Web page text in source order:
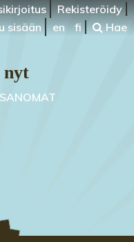
Rekisteröidy
sisään
en fi Hae
nyt